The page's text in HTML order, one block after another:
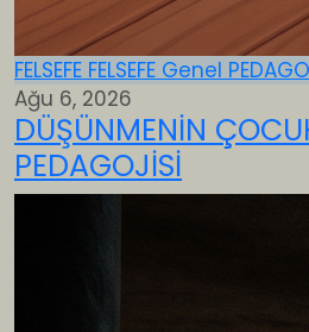
FELSEFE FELSEFE Genel
Ağu 6, 2026
DÜŞÜNMENİN
PEDAGOJİSİ